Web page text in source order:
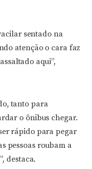
sentado na
atenção o cara faz
aqui”,
tanto para
o ônibus chegar.
rápido para pegar
pessoas roubam a
destaca.